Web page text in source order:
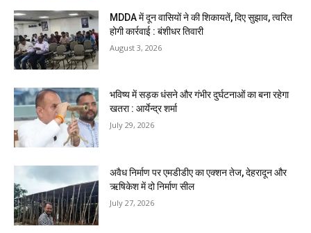
MDDA में दून वासियों ने की शिकायतें, दिए सुझाव, त्वरित
होगी कार्रवाई : बंशीधर तिवारी
August 3, 2026
भविष्य में सड़क धंसने और गंभीर दुर्घटनाओं का बना रहेगा
खतरा : आर्येन्द्र शर्मा
July 29, 2026
अवैध निर्माण पर एमडीडीए का एक्शन तेज, देहरादून और
ऋषिकेश में दो निर्माण सील
July 27, 2026